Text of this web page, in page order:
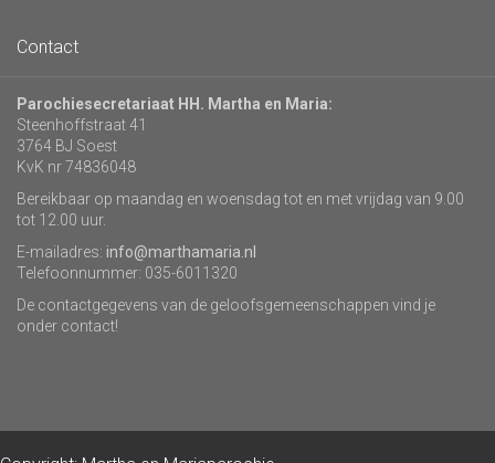
Contact
Parochiesecretariaat HH. Martha en Maria:
Steenhoffstraat 41
3764 BJ Soest
KvK nr 74836048
Bereikbaar op maandag en woensdag tot en met vrijdag van 9.00
tot 12.00 uur.
E-mailadres: info@marthamaria.nl
Telefoonnummer: 035-6011320
De contactgegevens van de geloofsgemeenschappen vind je
onder contact!